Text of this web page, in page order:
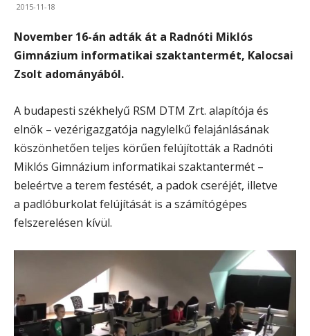
2015-11-18
November 16-án adták át a Radnóti Miklós
Gimnázium informatikai szaktantermét, Kalocsai
Zsolt adományából.
A budapesti székhelyű RSM DTM Zrt. alapítója és
elnök – vezérigazgatója nagylelkű felajánlásának
köszönhetően teljes körűen felújították a Radnóti
Miklós Gimnázium informatikai szaktantermét –
beleértve a terem festését, a padok cseréjét, illetve
a padlóburkolat felújítását is a számítógépes
felszerelésen kívül.